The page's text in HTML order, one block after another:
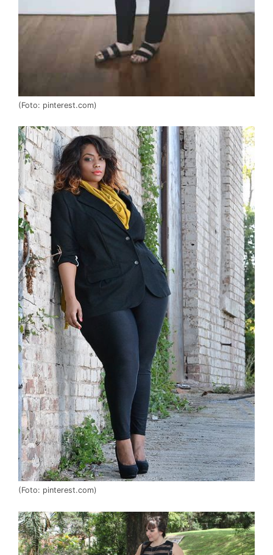
(Foto: pinterest.com)
(Foto: pinterest.com)